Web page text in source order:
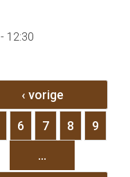
12:30
‹ vorige
6 7 8 9
…